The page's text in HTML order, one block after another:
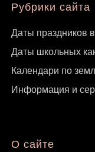
Рубрики сайта
Даты праздников
Даты школьных
Календари по
Информация и
О сайте